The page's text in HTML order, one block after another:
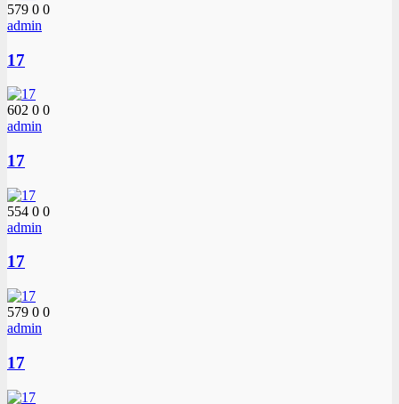
579 0 0
admin
17
602 0 0
admin
17
554 0 0
admin
17
579 0 0
admin
17